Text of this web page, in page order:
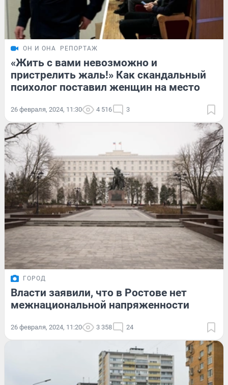
ОН И ОНА РЕПОРТАЖ
«Жить с вами невозможно и
пристрелить жаль!» Как скандальный
психолог поставил женщин на место
26 февраля, 2024, 11:30 4 516 3
ГОРОД
Власти заявили, что в Ростове нет
межнациональной напряженности
26 февраля, 2024, 11:20 3 358 24